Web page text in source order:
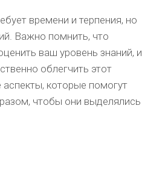
времени и терпения, но
Важно помнить, что
ваш уровень знаний, и
облегчить этот
которые помогут
чтобы они выделялись